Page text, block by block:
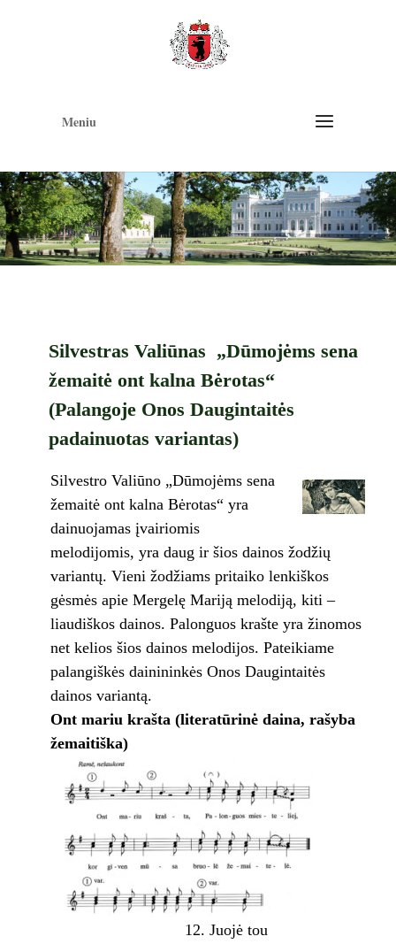
Meniu
Silvestras Valiūnas „Dūmojėms sena
žemaitė ont kalna Bėrotas“
(Palangoje Onos Daugintaitės
padainuotas variantas)
Silvestro Valiūno „Dūmojėms sena
žemaitė ont kalna Bėrotas“ yra
dainuojamas įvairiomis
melodijomis, yra daug ir šios dainos žodžių
variantų. Vieni žodžiams pritaiko lenkiškos
gėsmės apie Mergelę Mariją melodiją, kiti –
liaudiškos dainos. Palonguos krašte yra žinomos
net kelios šios dainos melodijos. Pateikiame
palangiškės dainininkės Onos Daugintaitės
dainos variantą.
Ont mariu krašta (literatūrinė daina, rašyba
žemaitiška)
12. Juojė tou